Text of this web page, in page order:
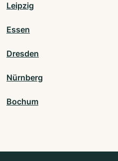
Leipzig
Essen
Dresden
Nürnberg
Bochum